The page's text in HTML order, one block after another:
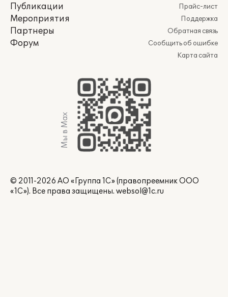
Публикации
Мероприятия
Партнеры
Форум
Прайс-лист
Поддержка
Обратная связь
Сообщить об ошибке
Карта сайта
Мы в Max
© 2011-2026 АО «Группа 1С» (правопреемник ООО
«1С»). Все права защищены. websol@1c.ru